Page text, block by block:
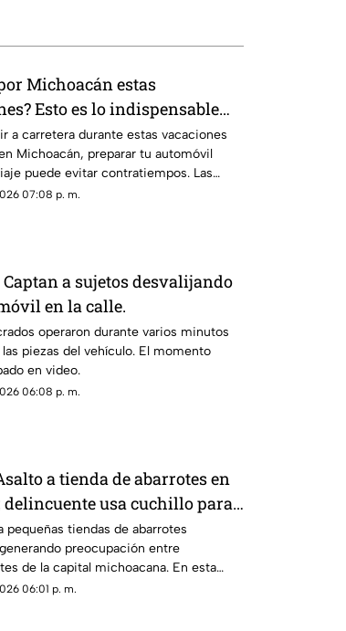
Michoacán estas
Esto es lo indispensable
llevar en tu automóvil
a carretera durante estas vacaciones
Michoacán, preparar tu automóvil
puede evitar contratiempos. Las
y el incremento del tránsito
07:08 p. m.
Captan a sujetos desvalijando
en la calle.
operaron durante varios minutos
piezas del vehículo. El momento
en video.
06:08 p. m.
a tienda de abarrotes en
usa cuchillo para
de la caja
pequeñas tiendas de abarrotes
preocupación entre
de la capital michoacana. En esta
de seguridad captaron el
06:01 p. m.